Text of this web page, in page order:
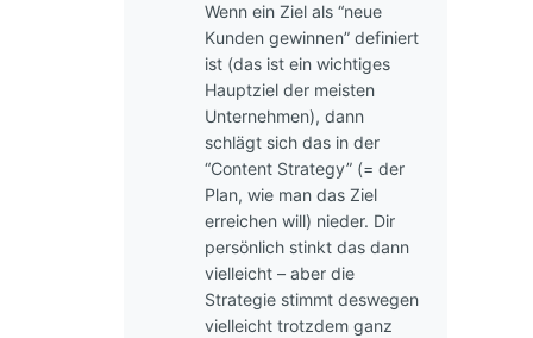
Wenn ein Ziel als “neue
Kunden gewinnen” definiert
ist (das ist ein wichtiges
Hauptziel der meisten
Unternehmen), dann
schlägt sich das in der
“Content Strategy” (= der
Plan, wie man das Ziel
erreichen will) nieder. Dir
persönlich stinkt das dann
vielleicht – aber die
Strategie stimmt deswegen
vielleicht trotzdem ganz